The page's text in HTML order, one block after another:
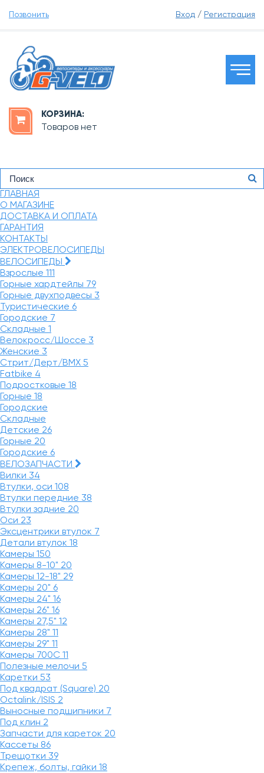
Позвонить Вход / Регистрация
КОРЗИНА:
Товаров нет
ГЛАВНАЯ
О МАГАЗИНЕ
ДОСТАВКА И ОПЛАТА
ГАРАНТИЯ
КОНТАКТЫ
ЭЛЕКТРОВЕЛОСИПЕДЫ
ВЕЛОСИПЕДЫ
Взрослые 111
Горные хардтейлы 79
Горные двухподвесы 3
Туристические 6
Городские 7
Складные 1
Велокросс/Шоссе 3
Женские 3
Стрит/Дерт/BMX 5
Fatbike 4
Подростковые 18
Горные 18
Городские
Складные
Детские 26
Горные 20
Городские 6
ВЕЛОЗАПЧАСТИ
Вилки 34
Втулки, оси 108
Втулки передние 38
Втулки задние 20
Оси 23
Эксцентрики втулок 7
Детали втулок 18
Камеры 150
Камеры 8-10" 20
Камеры 12-18" 29
Камеры 20" 6
Камеры 24" 16
Камеры 26" 16
Камеры 27,5" 12
Камеры 28" 11
Камеры 29" 11
Камеры 700C 11
Полезные мелочи 5
Каретки 53
Под квадрат (Square) 20
Octalink/ISIS 2
Выносные подшипники 7
Под клин 2
Запчасти для кареток 20
Кассеты 86
Трещотки 39
Крепеж, болты, гайки 18